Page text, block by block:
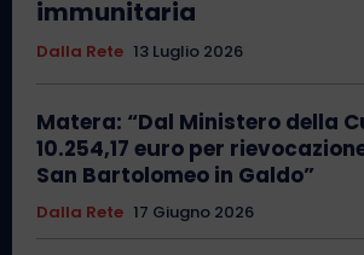
immunitaria
Dalla Rete 13 Luglio 2026
Matera: “Dal Ministero della
10.254,17 euro per
San Bartolomeo in Galdo”
Dalla Rete 17 Giugno 2026